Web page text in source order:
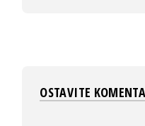
OSTAVITE